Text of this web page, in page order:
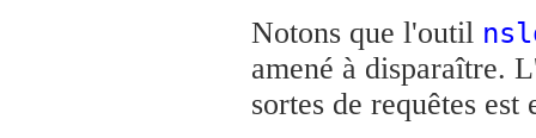
Notons que l'outil
amené à disparaître.
sortes de requêtes